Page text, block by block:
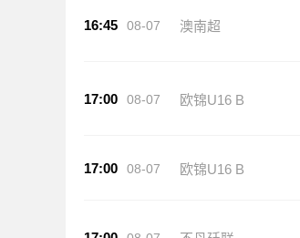
16:45 08-07 澳南超
17:00 08-07 欧锦U16 B
17:00 08-07 欧锦U16 B